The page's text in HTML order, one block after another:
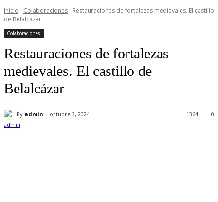
Inicio Colaboraciones
Restauraciones de fortalezas medievales. El castillo
de Belalcázar
Colaboraciones
Restauraciones de fortalezas
medievales. El castillo de
Belalcázar
By admin octubre 3, 2024 0
1364